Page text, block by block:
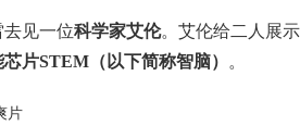
见一位科学家艾伦。艾伦给二人展示
芯片STEM（以下简称智脑） 。